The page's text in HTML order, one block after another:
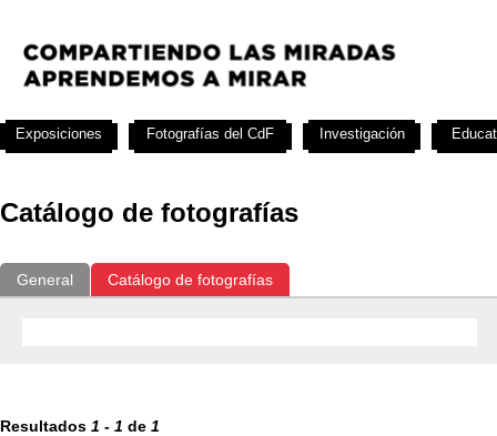
Catálogo de fotografías
General Catálogo de fotografías
Resultados 1 - 1 de 1
Exposiciones Fotografías del CdF Investigación